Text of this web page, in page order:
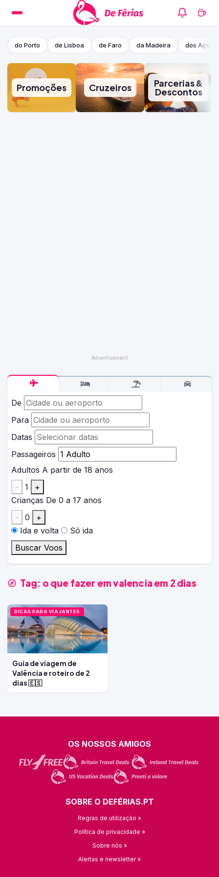
do Porto de Lisboa de Faro da Madeira dos
Promoções Cruzeiros Parcerias &
Descontos
De
Para
Datas
Passageiros
Adultos A partir de 18 anos
-
1
+
Crianças De 0 a 17 anos
-
0
+
Ida e volta
Só ida
Buscar Voos
Tag: o que fazer em valencia em 2 dias
DICAS PARA VIAJANTES
Guia de viagem de
Valência e roteiro de 2
dias 🇪🇸
OS NOSSOS AMIGOS
SOBRE O DEFÉRIAS.PT
Regras de utilização »
Política de privacidade »
Sobre nós »
Alertas e newsletter »